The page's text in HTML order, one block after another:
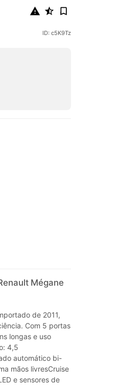
ID: c5K9Tz
Mégane
de 2011,
Com 5 portas
longas e uso
4,5
automático bi-
mãos livresCruise
e sensores de